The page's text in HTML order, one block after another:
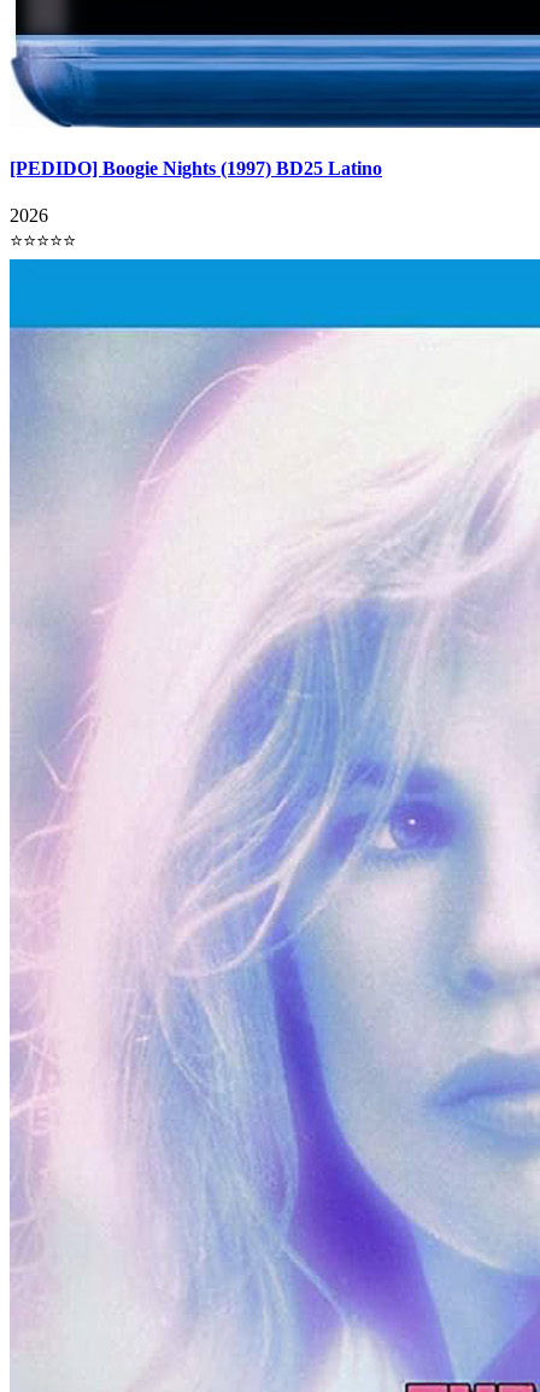
[PEDIDO] Boogie Nights (1997) BD25 Latino
2026
⭐⭐⭐⭐⭐